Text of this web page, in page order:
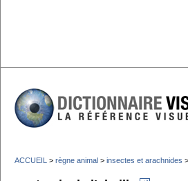
ACCUEIL > règne animal > insectes et arachnides >